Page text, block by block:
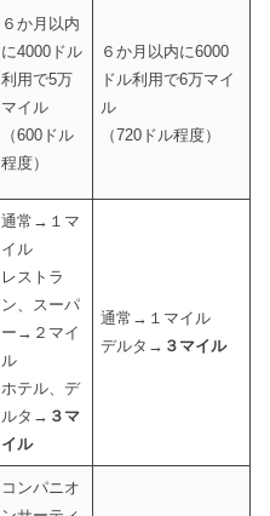
６か月以内
に4000ドル
利用で5万
マイル
（600ドル
程度）
６か月以内に6000
ドル利用で6万マイ
ル
（720ドル程度）
通常→１マ
イル
レストラ
ン、スーパ
ー→２マイ
ル
ホテル、デ
ルタ→ ３マ
イル
通常→１マイル
デルタ→ ３マイル
コンパニオ